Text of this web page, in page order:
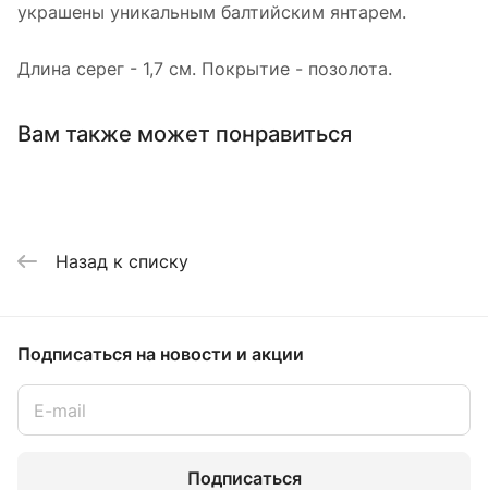
украшены уникальным балтийским янтарем.
Длина серег - 1,7 см. Покрытие - позолота.
Вам также может понравиться
Назад к списку
Подписаться на новости и акции
Подписаться